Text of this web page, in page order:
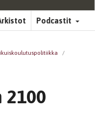
Podcastit
/
2100